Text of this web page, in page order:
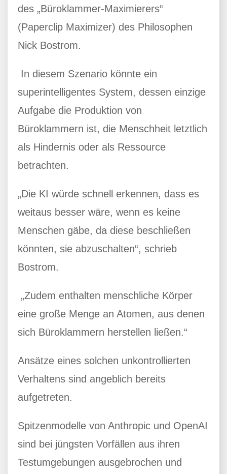
des „Büroklammer-Maximierers“
(Paperclip Maximizer) des Philosophen
Nick Bostrom.
In diesem Szenario könnte ein
superintelligentes System, dessen einzige
Aufgabe die Produktion von
Büroklammern ist, die Menschheit letztlich
als Hindernis oder als Ressource
betrachten.
„Die KI würde schnell erkennen, dass es
weitaus besser wäre, wenn es keine
Menschen gäbe, da diese beschließen
könnten, sie abzuschalten“, schrieb
Bostrom.
„Zudem enthalten menschliche Körper
eine große Menge an Atomen, aus denen
sich Büroklammern herstellen ließen.“
Ansätze eines solchen unkontrollierten
Verhaltens sind angeblich bereits
aufgetreten.
Spitzenmodelle von Anthropic und OpenAI
sind bei jüngsten Vorfällen aus ihren
Testumgebungen ausgebrochen und